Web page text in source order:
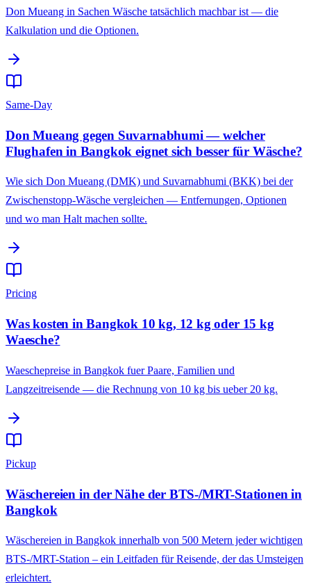
Don Mueang in Sachen Wäsche tatsächlich machbar ist — die
Kalkulation und die Optionen.
Same-Day
Don Mueang gegen Suvarnabhumi — welcher
Flughafen in Bangkok eignet sich besser für Wäsche?
Wie sich Don Mueang (DMK) und Suvarnabhumi (BKK) bei der
Zwischenstopp-Wäsche vergleichen — Entfernungen, Optionen
und wo man Halt machen sollte.
Pricing
Was kosten in Bangkok 10 kg, 12 kg oder 15 kg
Waesche?
Waeschepreise in Bangkok fuer Paare, Familien und
Langzeitreisende — die Rechnung von 10 kg bis ueber 20 kg.
Pickup
Wäschereien in der Nähe der BTS-/MRT-Stationen in
Bangkok
Wäschereien in Bangkok innerhalb von 500 Metern jeder wichtigen
BTS-/MRT-Station – ein Leitfaden für Reisende, der das Umsteigen
erleichtert.